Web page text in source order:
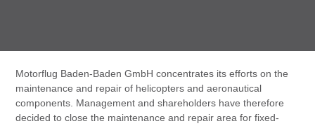
Motorflug Baden-Baden GmbH concentrates its efforts on the
maintenance and repair of helicopters and aeronautical
components. Management and shareholders have therefore
decided to close the maintenance and repair area for fixed-